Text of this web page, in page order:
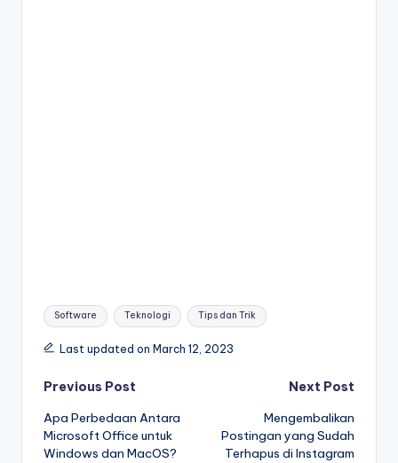
Tags:
Software Teknologi Tips dan Trik
Last updated on March 12, 2023
Post
navigation
Previous Post
Apa Perbedaan Antara
Microsoft Office untuk
Windows dan MacOS?
Next Post
Mengembalikan
Postingan yang Sudah
Terhapus di Instagram